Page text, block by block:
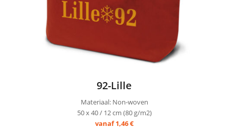
92-Lille
Materiaal: Non-woven
50 x 40 / 12 cm (80 g/m2)
vanaf 1,46 €